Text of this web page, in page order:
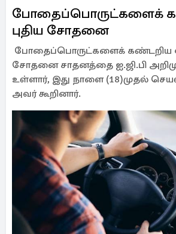
போதைப்பொருட்களைக்
புதிய சோதனை
போதைப்பொருட்களைக் கண்டறிய
சோதனை சாதனத்தை ஐ.ஜி.பி
உள்ளார், இது நாளை (18)முதல்
அவர் கூறினார்.